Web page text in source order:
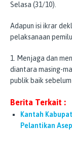
Selasa (31/10).
Adapun isi ikrar
pelaksanaan
1. Menjaga dan
diantara masing-
publik baik
Berita Terkait :
Kantah
Pelantikan